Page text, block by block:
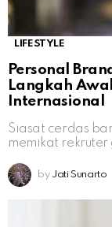
LIFESTYLE
Personal
Langkah
Internasional
Siasat cerdas
memikat
by Jati Sunarto